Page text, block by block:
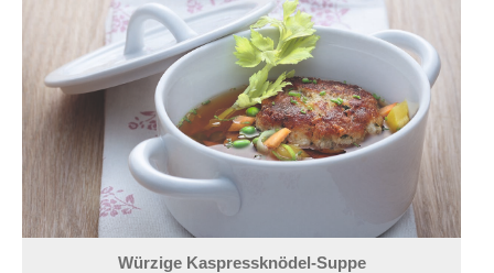
Würzige Kaspressknödel-Suppe